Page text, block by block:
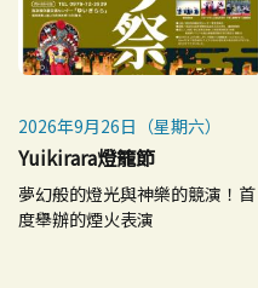
2026年9月26日（星期六）
Yuikirara燈籠節
夢幻般的燈光與神樂的競演！首
度舉辦的煙火表演